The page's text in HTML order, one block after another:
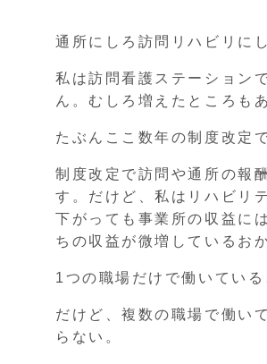
通所にしろ訪問リハビリに
私は訪問看護ステーション
ん。むしろ増えたところも
たぶんここ数年の制度改定
制度改定で訪問や通所の報
す。だけど、私はリハビリ
下がっても事業所の収益に
ちの収益が微増しているお
1つの職場だけで働いてい
だけど、複数の職場で働い
らない。